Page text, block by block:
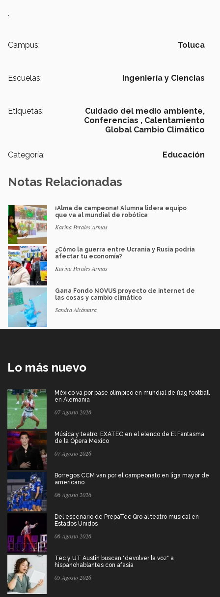
.
Campus: Toluca
Escuelas: Ingeniería y Ciencias
Etiquetas:
Cuidado del medio ambiente,
Conferencias , Calentamiento
Global Cambio Climático
Categoría: Educación
Notas Relacionadas
¡Alma de campeona! Alumna lidera equipo
que va al mundial de robótica
Karina Perales Armas
¿Cómo la guerra entre Ucrania y Rusia podría
afectar tu economía?
Karina Perales Armas
Gana Fondo NOVUS proyecto de internet de
las cosas y cambio climático
Sandra Alcántara
Lo más nuevo
México va por pase olímpico en mundial de flag football
en Alemania
07 Agosto 2026
Música y teatro: EXATEC en el elenco de El Fantasma
de la Ópera Mexico
07 Agosto 2026
Borregos CCM van por el campeonato en liga mayor de
americano
06 Agosto 2026
Del escenario de PrepaTec Qro al teatro musical en
Estados Unidos
06 Agosto 2026
Tec y UT Austin buscan "devolver la voz" a
hispanohablantes con afasia
05 Agosto 2026